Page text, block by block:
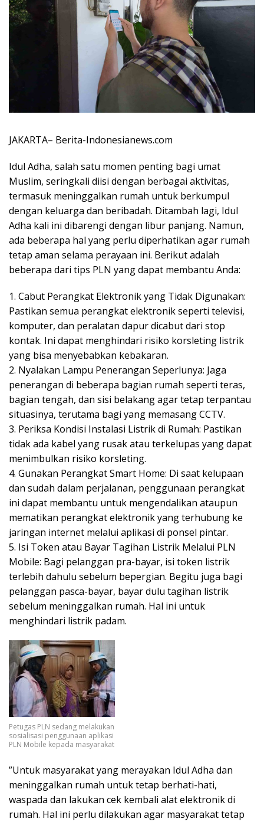
JAKARTA– Berita-Indonesianews.com
Idul Adha, salah satu momen penting bagi umat
Muslim, seringkali diisi dengan berbagai aktivitas,
termasuk meninggalkan rumah untuk berkumpul
dengan keluarga dan beribadah. Ditambah lagi, Idul
Adha kali ini dibarengi dengan libur panjang. Namun,
ada beberapa hal yang perlu diperhatikan agar rumah
tetap aman selama perayaan ini. Berikut adalah
beberapa dari tips PLN yang dapat membantu Anda:
1. Cabut Perangkat Elektronik yang Tidak Digunakan:
Pastikan semua perangkat elektronik seperti televisi,
komputer, dan peralatan dapur dicabut dari stop
kontak. Ini dapat menghindari risiko korsleting listrik
yang bisa menyebabkan kebakaran.
2. Nyalakan Lampu Penerangan Seperlunya: Jaga
penerangan di beberapa bagian rumah seperti teras,
bagian tengah, dan sisi belakang agar tetap terpantau
situasinya, terutama bagi yang memasang CCTV.
3. Periksa Kondisi Instalasi Listrik di Rumah: Pastikan
tidak ada kabel yang rusak atau terkelupas yang dapat
menimbulkan risiko korsleting.
4. Gunakan Perangkat Smart Home: Di saat kelupaan
dan sudah dalam perjalanan, penggunaan perangkat
ini dapat membantu untuk mengendalikan ataupun
mematikan perangkat elektronik yang terhubung ke
jaringan internet melalui aplikasi di ponsel pintar.
5. Isi Token atau Bayar Tagihan Listrik Melalui PLN
Mobile: Bagi pelanggan pra-bayar, isi token listrik
terlebih dahulu sebelum bepergian. Begitu juga bagi
pelanggan pasca-bayar, bayar dulu tagihan listrik
sebelum meninggalkan rumah. Hal ini untuk
menghindari listrik padam.
Petugas PLN sedang melakukan
sosialisasi penggunaan aplikasi
PLN Mobile kepada masyarakat
”Untuk masyarakat yang merayakan Idul Adha dan
meninggalkan rumah untuk tetap berhati-hati,
waspada dan lakukan cek kembali alat elektronik di
rumah. Hal ini perlu dilakukan agar masyarakat tetap